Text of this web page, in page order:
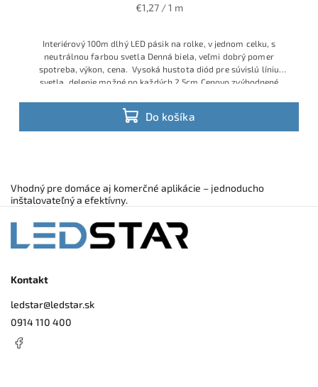
€1,27 / 1 m
Do košíka
Interiérový 100m dlhý LED pásik na rolke, v jednom celku, s
neutrálnou farbou svetla Denná biela, veľmi dobrý pomer
spotreba, výkon, cena. Vysoká hustota diód pre súvislú líniu
svetla, delenie možné po každých 2,5cm Cenovo zvýhodnené
Vhodný pre domáce aj komerčné aplikácie – jednoducho
inštalovateľný a efektívny.
Kontakt
ledstar@ledstar.sk
0914 110 400